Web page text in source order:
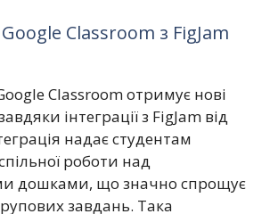
Google Classroom з FigJam
Classroom отримує нові
інтеграції з FigJam від
надає студентам
роботи над
дошками, що значно спрощує
завдань. Така